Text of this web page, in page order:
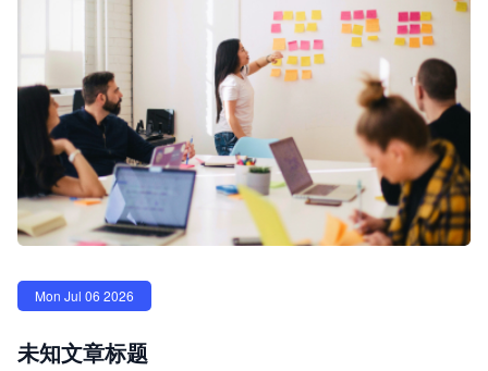
Mon Jul 06 2026
未知文章标题